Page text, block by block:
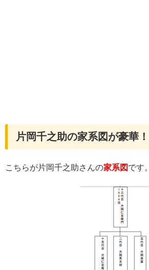
片岡千之助の家系図が豪華！
こちらが片岡千之助さんの家系図 です。